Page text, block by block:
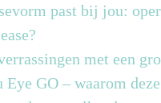
past bij jou:
met een
Eye GO – waarom